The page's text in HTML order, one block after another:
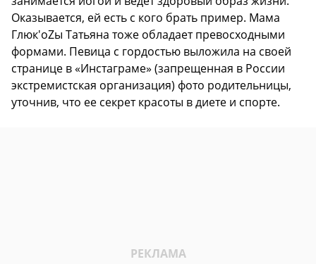
Оказывается, ей есть с кого брать пример. Мама
Глюк'oZы Татьяна тоже обладает превосходными
формами. Певица с гордостью выложила на своей
странице в «Инстаграме» (запрещенная в России
экстремистская организация) фото родительницы,
уточнив, что ее секрет красоты в диете и спорте.